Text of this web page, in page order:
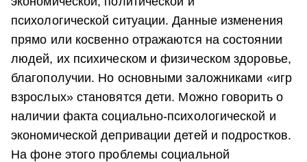
психологической ситуации. Данные изменения
прямо или косвенно отражаются на состоянии
людей, их психическом и физическом здоровье,
благополучии. Но основными заложниками «игр
взрослых» становятся дети. Можно говорить о
наличии факта социально-психологической и
экономической депривации детей и подростков.
На фоне этого проблемы социальной